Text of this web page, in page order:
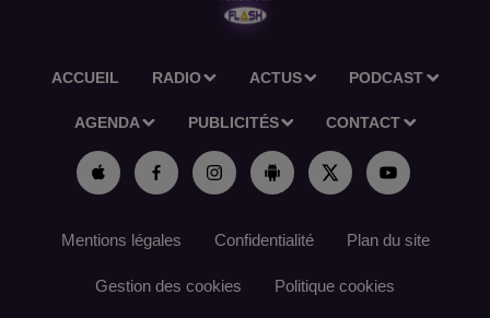
ACCUEIL RADIO ACTUS PODCAST
AGENDA PUBLICITÉS CONTACT
Mentions légales Confidentialité Plan du site
Gestion des cookies Politique cookies